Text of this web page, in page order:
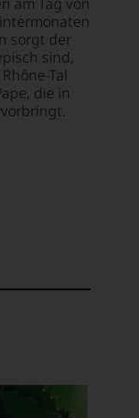
sorgt der
sind,
Tal
die in